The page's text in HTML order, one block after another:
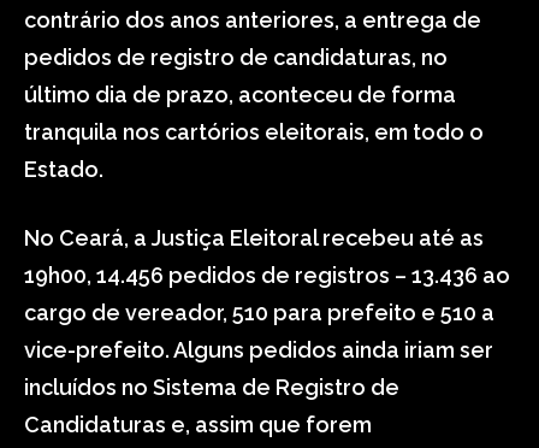
contrário dos anos anteriores, a entrega de
pedidos de registro de candidaturas, no
último dia de prazo, aconteceu de forma
tranquila nos cartórios eleitorais, em todo o
Estado.
No Ceará, a Justiça Eleitoral recebeu até as
19h00, 14.456 pedidos de registros – 13.436 ao
cargo de vereador, 510 para prefeito e 510 a
vice-prefeito. Alguns pedidos ainda iriam ser
incluídos no Sistema de Registro de
Candidaturas e, assim que forem